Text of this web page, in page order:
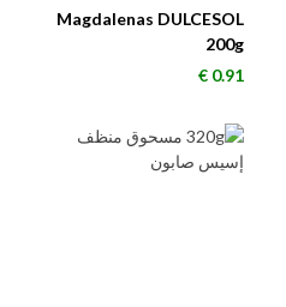
Magdalenas DULCESOL
200g
السعر
0.91 €